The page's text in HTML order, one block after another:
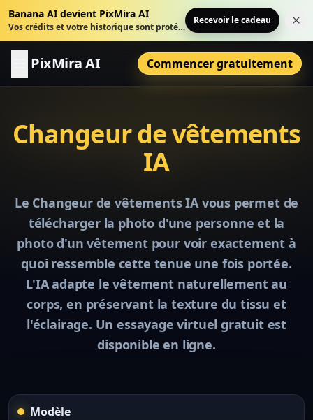
Banana AI devient PixMira AI
Vos crédits et votre historique sont protégés.
Recevoir le cadeau
PixMira AI Commencer gratuitement
Changeur de vêtements
IA
Le Changeur de vêtements IA vous permet de
télécharger la photo d'une personne et la
photo d'un vêtement pour voir exactement à
quoi ressemble cette tenue une fois portée.
L'IA adapte le vêtement naturellement au
corps, en préservant la texture du tissu et
l'éclairage. Un essayage virtuel gratuit est
disponible en ligne.
Modèle